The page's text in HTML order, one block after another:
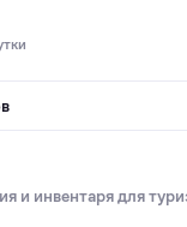
и инвентаря для